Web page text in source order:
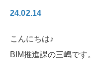
24.02.14
こんにちは♪
BIM推進課の三嶋です。